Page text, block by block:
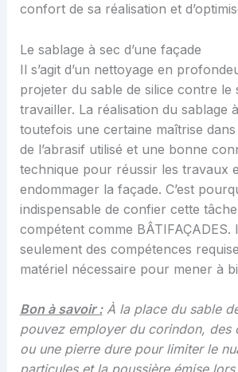
confort de sa réalisation et
Le sablage à sec d’une façade
Il s’agit d’un nettoyage en
projeter du sable de silice contre le
travailler. La réalisation du sablage
toutefois une certaine maîtrise
de l’abrasif utilisé et une bonne
technique pour réussir les travaux
endommager la façade. C’est
indispensable de confier cette
compétent comme BÂTIFAÇADES.
seulement des compétences
matériel nécessaire pour mener à
Bon à savoir :À la place du sable
pouvez employer du corindon, des
ou une pierre dure pour limiter le